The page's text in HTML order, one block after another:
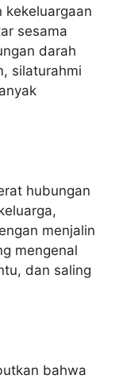
kekeluargaan
sesama
darah
silaturahmi
hubungan
menjalin
mengenal
dan saling
bahwa